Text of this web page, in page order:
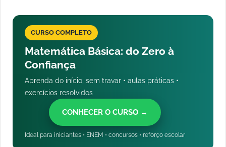
CURSO COMPLETO
Matemática Básica: do Zero à
Confiança
Aprenda do início, sem travar • aulas práticas •
exercícios resolvidos
CONHECER O CURSO →
Ideal para iniciantes • ENEM • concursos • reforço escolar